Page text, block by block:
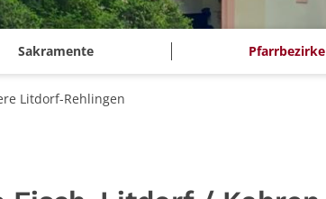
Sakramente Pfarrbezirke
Litdorf-Rehlingen